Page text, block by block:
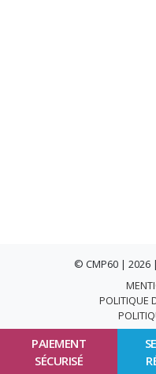
PAIEMENT
SÉCURISÉ
© CMP60 | 2026 |
POLITIQUE